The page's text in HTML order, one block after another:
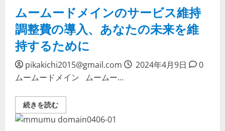
を、
一
の
カ
ー
ド
で。
に
つ
い
て
し
く
読
む
さ
ら
イ
ン
タ
ネ
ッ
ト
く
無
限
の
ムームードメインのサービス維持
調整費の導入、あなたの未来を維
持するために
pikakichi2015@gmail.com 2024年4月9日
0
ムームードメイン ムームー…
続きを読むム
ー
ム
ー